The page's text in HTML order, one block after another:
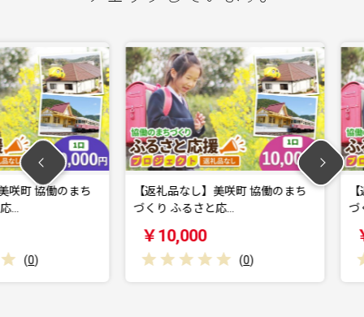
働のまち
【返礼品なし】美咲町 協働のまち
づくり ふるさと応…
￥10,000
(0)
【返礼品
づくり ふ
￥